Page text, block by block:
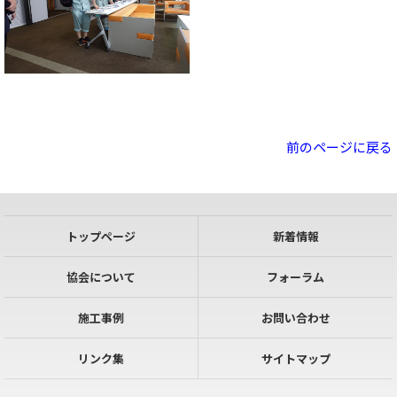
前のページに戻る
トップページ 新着情報
協会について フォーラム
施工事例 お問い合わせ
リンク集 サイトマップ